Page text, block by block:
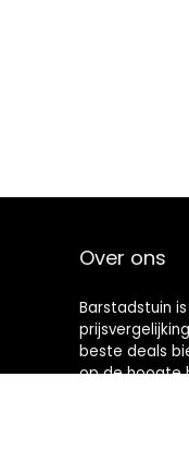
Over ons
Barstadstuin
beste deals
op de hoogte